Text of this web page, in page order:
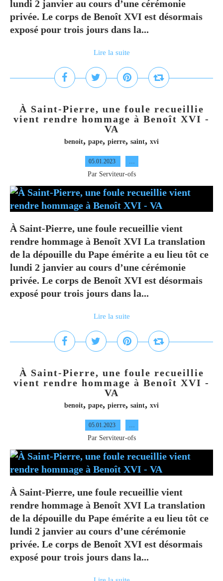
lundi 2 janvier au cours d’une cérémonie
privée. Le corps de Benoît XVI est désormais
exposé pour trois jours dans la...
Lire la suite
À Saint-Pierre, une foule recueillie
vient rendre hommage à Benoît XVI -
VA
benoit, pape, pierre, saint, xvi
05.01.2023 …
Par Serviteur-ofs
À Saint-Pierre, une foule recueillie vient
rendre hommage à Benoît XVI La translation
de la dépouille du Pape émérite a eu lieu tôt ce
lundi 2 janvier au cours d’une cérémonie
privée. Le corps de Benoît XVI est désormais
exposé pour trois jours dans la...
Lire la suite
À Saint-Pierre, une foule recueillie
vient rendre hommage à Benoît XVI -
VA
benoit, pape, pierre, saint, xvi
05.01.2023 …
Par Serviteur-ofs
À Saint-Pierre, une foule recueillie vient
rendre hommage à Benoît XVI La translation
de la dépouille du Pape émérite a eu lieu tôt ce
lundi 2 janvier au cours d’une cérémonie
privée. Le corps de Benoît XVI est désormais
exposé pour trois jours dans la...